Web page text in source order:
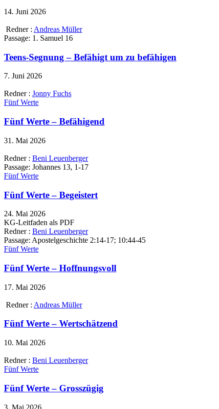
14. Juni 2026
Redner : Andreas Müller
Passage: 1. Samuel 16
Teens-Segnung – Befähigt um zu befähigen
7. Juni 2026
Redner : Jonny Fuchs
Fünf Werte
Fünf Werte – Befähigend
31. Mai 2026
Redner : Beni Leuenberger
Passage: Johannes 13, 1-17
Fünf Werte
Fünf Werte – Begeistert
24. Mai 2026
KG-Leitfaden als PDF
Redner : Beni Leuenberger
Passage: Apostelgeschichte 2:14-17; 10:44-45
Fünf Werte
Fünf Werte – Hoffnungsvoll
17. Mai 2026
Redner : Andreas Müller
Fünf Werte – Wertschätzend
10. Mai 2026
Redner : Beni Leuenberger
Fünf Werte
Fünf Werte – Grosszügig
3. Mai 2026